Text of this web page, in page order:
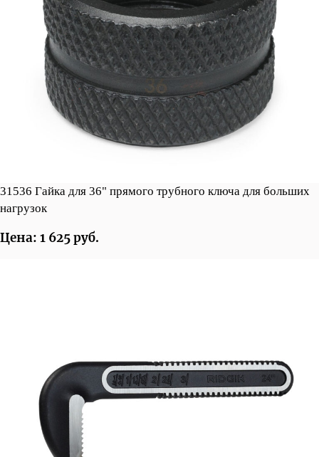
31536 Гайка для 36" прямого трубного ключа для больших
нагрузок
Цена: 1 625 руб.